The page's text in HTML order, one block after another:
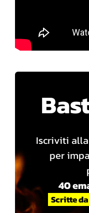
Iscriviti
per
40
Scritte